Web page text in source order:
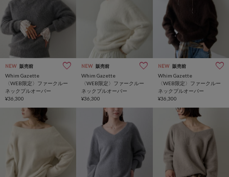
NEW 販売前
Whim Gazette
〈WEB限定〉ファークルー
ネックプルオーバー
¥36,300
NEW 販売前
Whim Gazette
〈WEB限定〉ファークルー
ネックプルオーバー
¥36,300
NEW 販売前
Whim Gazette
〈WEB限定〉ファークルー
ネックプルオーバー
¥36,300